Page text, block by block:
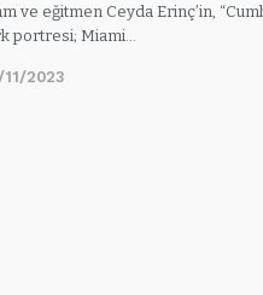
ve eğitmen Ceyda Erinç’in,
portresi; Miami…
2023